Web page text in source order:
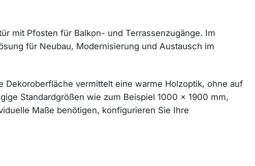
mit Pfosten für Balkon- und Terrassenzugänge. Im
für Neubau, Modernisierung und Austausch im
vermittelt eine warme Holzoptik, ohne auf
Standardgrößen wie zum Beispiel 1000 x 1900 mm,
Maße benötigen, konfigurieren Sie Ihre